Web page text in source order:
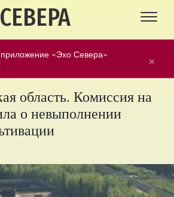
×
приложение «Эхо Севера»
область. Комиссия на
о невыполнении